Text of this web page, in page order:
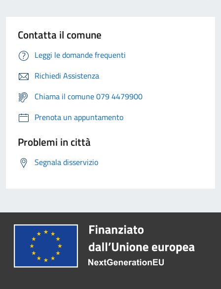
Contatta il comune
Leggi le domande frequenti
Richiedi Assistenza
Chiama il comune 079 4479900
Prenota un appuntamento
Problemi in città
Segnala disservizio